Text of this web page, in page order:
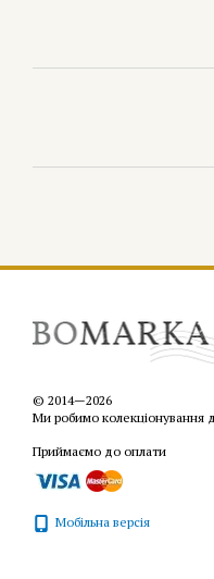
© 2014—2026
Ми робимо колекціонування
Приймаємо до оплати
Мобільна версія